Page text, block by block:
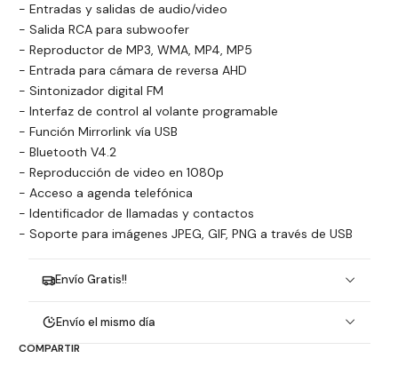
- Entradas y salidas de audio/video
- Salida RCA para subwoofer
- Reproductor de MP3, WMA, MP4, MP5
- Entrada para cámara de reversa AHD
- Sintonizador digital FM
- Interfaz de control al volante programable
- Función Mirrorlink vía USB
- Bluetooth V4.2
- Reproducción de video en 1080p
- Acceso a agenda telefónica
- Identificador de llamadas y contactos
- Soporte para imágenes JPEG, GIF, PNG a través de USB
Envío Gratis!!
Envío el mismo día
COMPARTIR